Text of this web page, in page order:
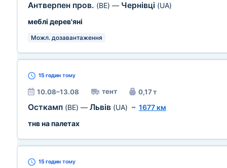
Антверпен пров. (BE) — Чернівці (UA)
меблі дерев'яні
Можл. дозавантаження
15 годин тому
10.08–13.08 тент 0,17 т
Осткамп (BE) — Львів (UA) ~ 1677 км
тнв на палетах
15 годин тому